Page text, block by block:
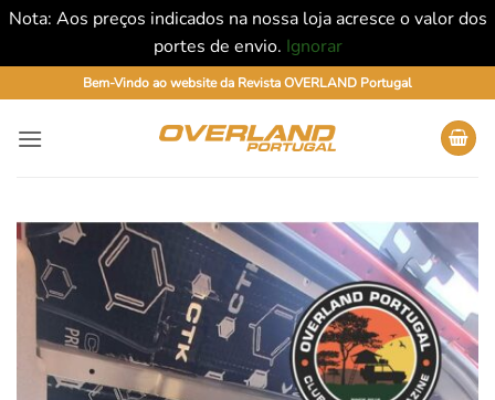
Nota: Aos preços indicados na nossa loja acresce o valor dos
portes de envio. Ignorar
to
content
Bem-Vindo ao website da Revista OVERLAND Portugal